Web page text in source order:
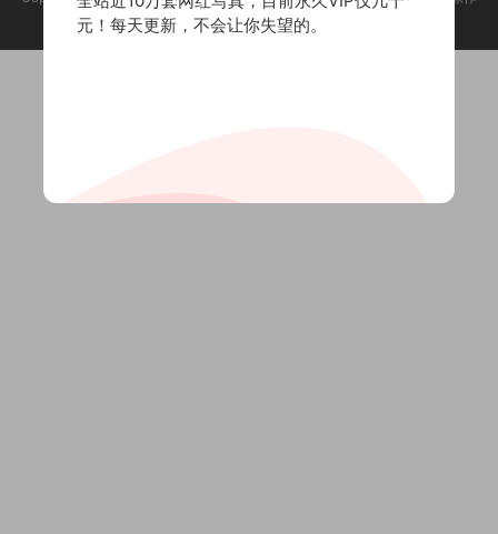
者所有，如有侵权，请联系删除。
元！每天更新，不会让你失望的。